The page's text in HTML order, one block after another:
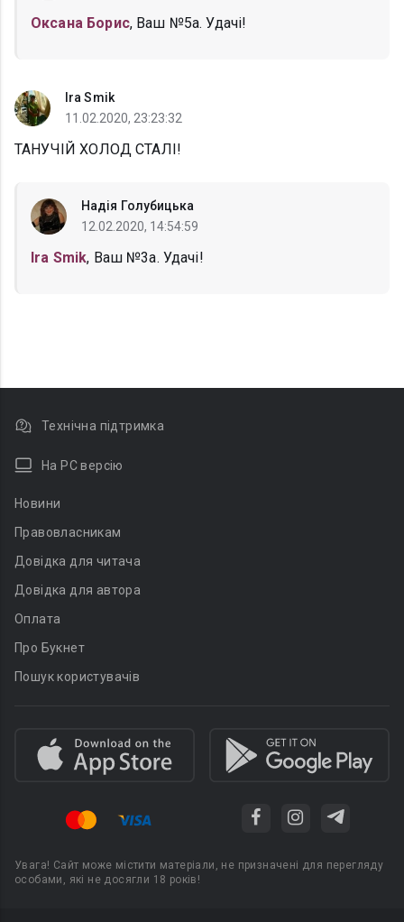
Оксана Борис, Ваш №5а. Удачі!
Ira Smik
11.02.2020, 23:23:32
ТАHУЧІЙ ХОЛОД СТАЛІ!
Надія Голубицька
12.02.2020, 14:54:59
Ira Smik, Ваш №3а. Удачі!
Технічна підтримка
На PC версію
Новини
Правовласникам
Довідка для читача
Довідка для автора
Оплата
Про Букнет
Пошук користувачів
Увага! Сайт може містити матеріали, не призначені для перегляду
особами, які не досягли 18 років!